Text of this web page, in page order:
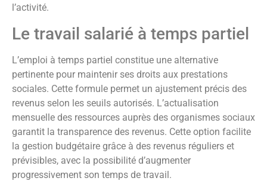
l’activité.
Le travail salarié à temps partiel
L’emploi à temps partiel constitue une alternative
pertinente pour maintenir ses droits aux prestations
sociales. Cette formule permet un ajustement précis des
revenus selon les seuils autorisés. L’actualisation
mensuelle des ressources auprès des organismes sociaux
garantit la transparence des revenus. Cette option facilite
la gestion budgétaire grâce à des revenus réguliers et
prévisibles, avec la possibilité d’augmenter
progressivement son temps de travail.